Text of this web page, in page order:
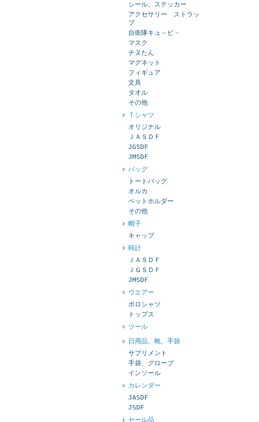
シール、ステッカー
アクセサリー ストラッ
プ
自衛隊キュ－ピ－
マスク
チヌたん
マグネット
フィギュア
文具
タオル
その他
Ｔシャツ
オリジナル
ＪＡＳＤＦ
JGSDF
JMSDF
バッグ
トートバッグ
オルカ
ペットホルダー
その他
帽子
キャップ
時計
ＪＡＳＤＦ
ＪＧＳＤＦ
JMSDF
ウエアー
ポロシャツ
トップス
ツール
日用品、靴、手袋
サプリメント
手袋、グローブ
インソール
カレンダー
JASDF
JSDF
セール品